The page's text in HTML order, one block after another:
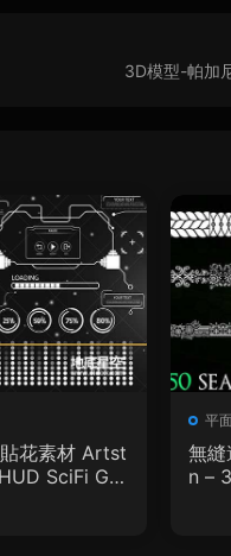
3D模型-帕加
花素材 Artst
SciFi Gra
平
無
n –